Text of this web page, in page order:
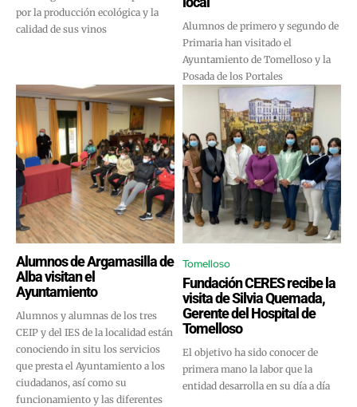
por la producción ecológica y la
calidad de sus vinos
Alumnos de primero y segundo de
Primaria han visitado el
Ayuntamiento de Tomelloso y la
Posada de los Portales
Alumnos de Argamasilla de
Alba visitan el
Ayuntamiento
Alumnos y alumnas de los tres
CEIP y del IES de la localidad están
conociendo in situ los servicios
que presta el Ayuntamiento a los
ciudadanos, así como su
funcionamiento y las diferentes
Tomelloso
Fundación CERES recibe la
visita de Silvia Quemada,
Gerente del Hospital de
Tomelloso
El objetivo ha sido conocer de
primera mano la labor que la
entidad desarrolla en su día a día